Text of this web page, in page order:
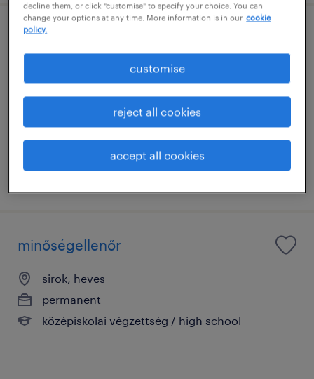
tésztakészítő gépkezelő
halmajugra, heves
általános iskolai végzettség / primary school
minőségellenőr
sirok, heves
permanent
középiskolai végzettség / high school
decline them, or click "customise" to specify your choice. You can
change your options at any time. More information is in our cookie
policy.
customise
reject all cookies
accept all cookies